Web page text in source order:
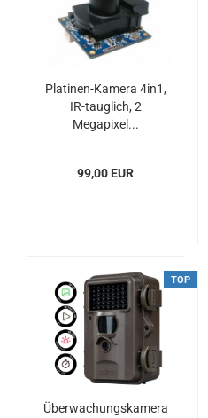
Platinen-Kamera 4in1,
IR-tauglich, 2
Megapixel...
99,00 EUR
TOP
Überwachungskamera